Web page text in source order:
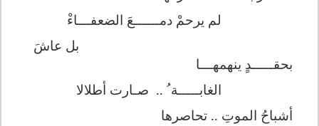
لم يرحمْ دمــــــعَ الضعفـــاءْ
بل عاشَ
بحقـــــدٍ ينهمهـــا
الغابـــــة ُ .. صـارت أطلالا
أشباحُ الموتِ .. تحاصرها